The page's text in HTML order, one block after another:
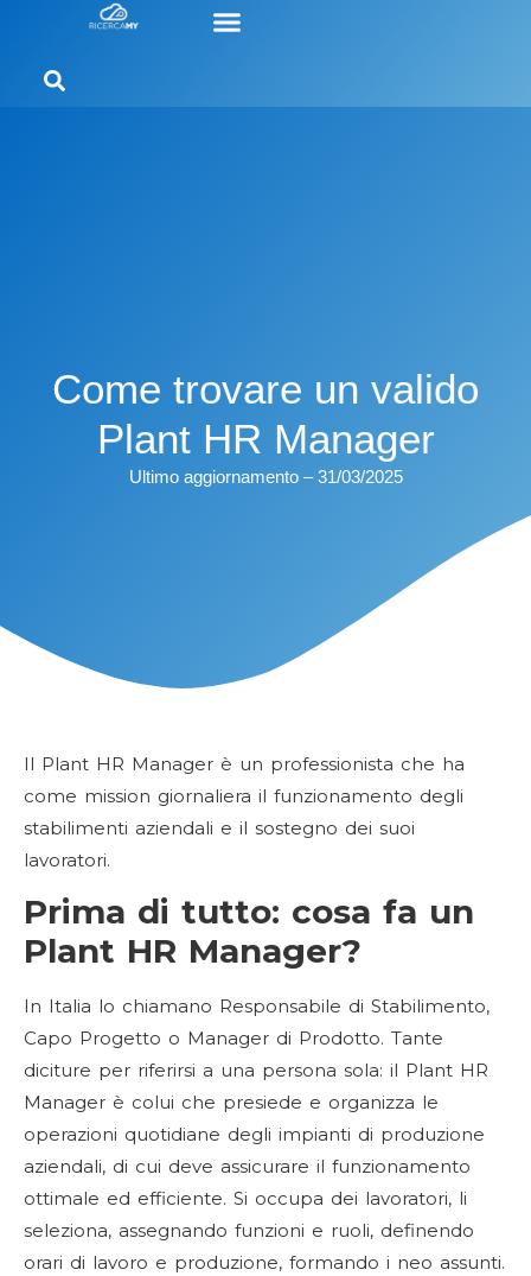
Come trovare un valido
Plant HR Manager
Ultimo aggiornamento – 31/03/2025
Il Plant HR Manager è un professionista che ha
come mission giornaliera il funzionamento degli
stabilimenti aziendali e il sostegno dei suoi
lavoratori.
Prima di tutto: cosa fa un
Plant HR Manager?
In Italia lo chiamano Responsabile di Stabilimento,
Capo Progetto o Manager di Prodotto. Tante
diciture per riferirsi a una persona sola: il Plant HR
Manager è colui che presiede e organizza le
operazioni quotidiane degli impianti di produzione
aziendali, di cui deve assicurare il funzionamento
ottimale ed efficiente. Si occupa dei lavoratori, li
seleziona, assegnando funzioni e ruoli, definendo
orari di lavoro e produzione, formando i neo assunti.